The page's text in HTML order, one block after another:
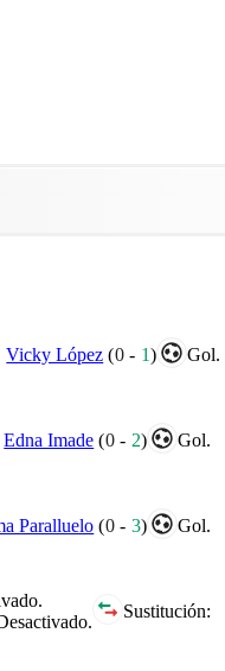
Gol.
Vicky López (0- 1)
Gol.
Edna Imade (0- 2)
Gol.
Paralluelo (0- 3)
Sustitución: